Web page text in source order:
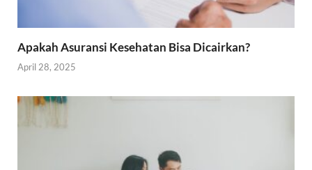
Apakah Asuransi Kesehatan Bisa Dicairkan?
April 28, 2025